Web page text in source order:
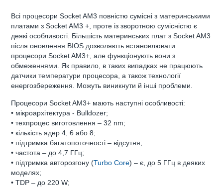
Всі процесори Socket AM3 повністю сумісні з материнськими
платами з Socket AM3 +, проте із зворотною сумісністю є
деякі особливості. Більшість материнських плат з Socket AM3
після оновлення BIOS дозволяють встановлювати
процесори Socket AM3+, але функціонують вони з
обмеженнями. Як правило, в таких випадках не працюють
датчики температури процесора, а також технології
енергозбереження. Можуть виникнути й інші проблеми.
Процесори Socket AM3+ мають наступні особливості:
• мікроархітектура - Bulldozer;
• техпроцес виготовлення – 32 nm;
• кількість ядер 4, 6 або 8;
• підтримка багатопоточності – відсутня;
• частота – до 4,7 ГГц;
• підтримка авторозгону (Turbo Core) – є, до 5 ГГц в деяких
моделях;
• TDP – до 220 W;